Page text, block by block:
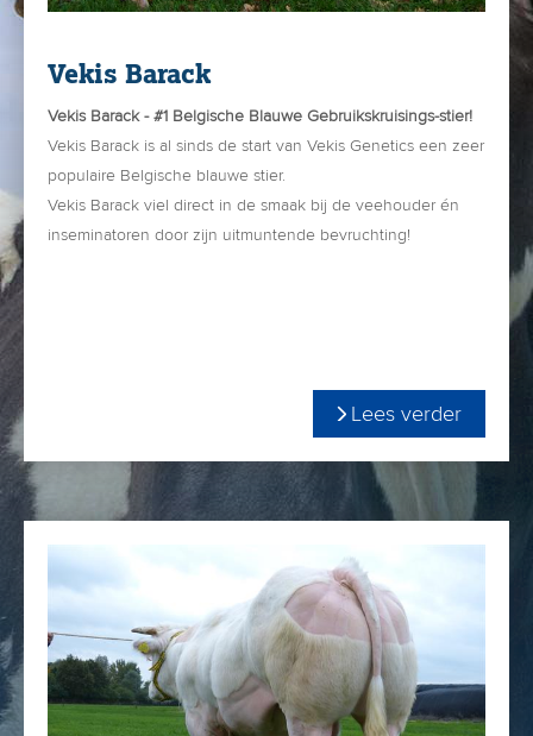
Vekis Barack
Vekis Barack - #1 Belgische Blauwe Gebruikskruisings-stier!
Vekis Barack is al sinds de start van Vekis Genetics een zeer
populaire Belgische blauwe stier.
Vekis Barack viel direct in de smaak bij de veehouder én
inseminatoren door zijn uitmuntende bevruchting!
Dit resulteert in het feit dat Vekis Barack al 5 jaar bij de Top-
5 meestgebruikte Belgische blauwe stieren behoort.
Inmiddels zijn er dan ook al maar liefst 105.292 geboortes
Afgelopen KI-jaar is Vekis Barack de #3 meestgebruikte stier
over alle rassen (inclusief HF)
Kortom, waarom is Vekis Barack zo populair?
minder moeilijke geboortes.
Vekis Barack scoort 89 draagtijd. Veehouders hebben
geen last van koeien die lang overdragen dus meer
Vekis Barack zorgt altijd (bij zowel stier- als
vaarskalveren) voor een beste kalverprijs door
enorme groei in de eerste 21 dagen!
Lees verder